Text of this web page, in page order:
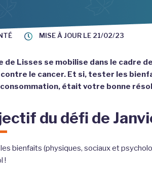
MISE À JOUR LE 21/02/23
de Lisses se mobilise dans le cadre
contre le cancer. Et si, tester les
était votre bonne
du défi de
bienfaits (physiques, sociaux et
!